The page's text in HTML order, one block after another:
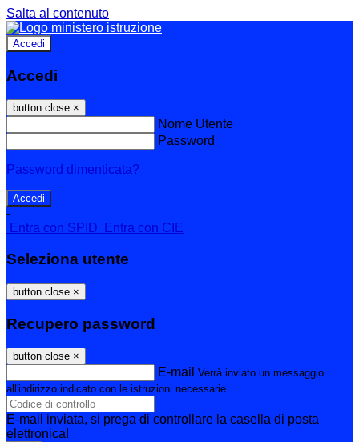
Salta al contenuto
Accedi
Accedi
button close ×
Nome Utente
Password
Password dimenticata?
-
Entra con SPID
Entra con CIE
Seleziona utente
button close ×
Recupero password
button close ×
E-mail Verrà inviato un messaggio
all'indirizzo indicato con le istruzioni necessarie.
E-mail inviata, si prega di controllare la casella di posta
elettronica!